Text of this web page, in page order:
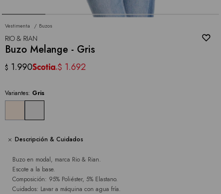
Vestimenta Buzos
RIO & RIAN
Buzo Melange - Gris
$ 1.990 $ 1.692
Variantes: Gris
Descripción & Cuidados
Buzo en modal, marca Rio & Rian.
Escote a la base.
Composición: 95% Poliéster, 5% Elastano.
Cuidados: Lavar a máquina con agua fría.